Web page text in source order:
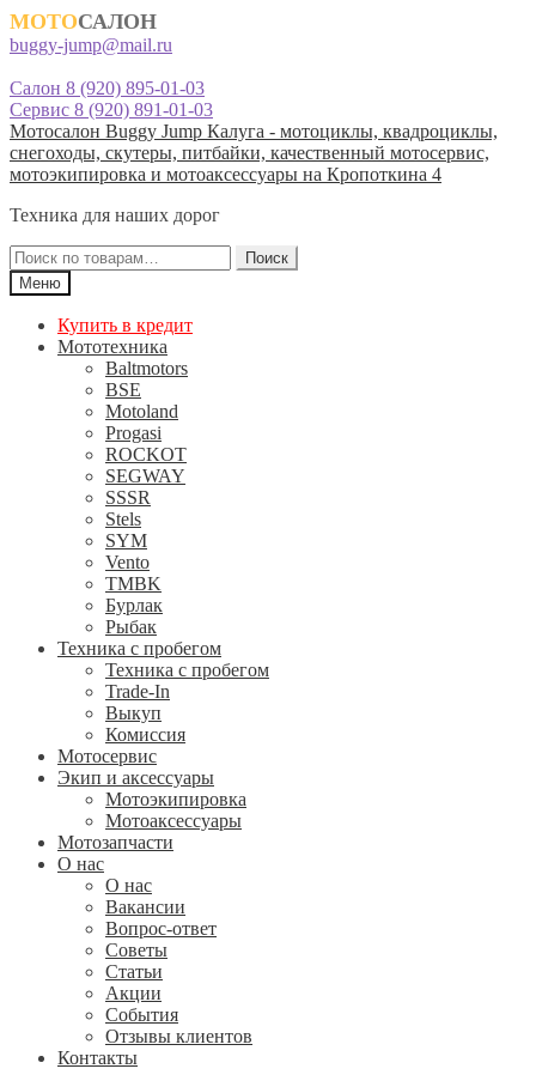
МОТОСАЛОН
buggy-jump@mail.ru
Салон 8 (920) 895-01-03
Сервис 8 (920) 891-01-03
Перейти
к
навигации
Перейти
к
содержимому
Мотосалон Buggy Jump Калуга - мотоциклы, квадроциклы,
снегоходы, скутеры, питбайки, качественный мотосервис,
мотоэкипировка и мотоаксессуары на Кропоткина 4
Техника для наших дорог
Искать:
Поиск
Меню
Купить в кредит
Мототехника
Baltmotors
BSE
Motoland
Progasi
ROCKOT
SEGWAY
SSSR
Stels
SYM
Vento
TMBK
Бурлак
Рыбак
Техника с пробегом
Техника с пробегом
Trade-In
Выкуп
Комиссия
Мотосервис
Экип и аксессуары
Мотоэкипировка
Мотоаксессуары
Мотозапчасти
О нас
О нас
Вакансии
Вопрос-ответ
Советы
Статьи
Акции
События
Отзывы клиентов
Контакты